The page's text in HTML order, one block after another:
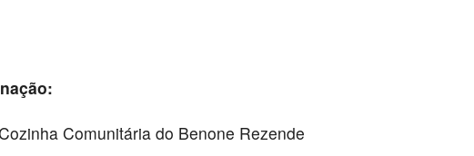
Comunitária do Benone Rezende